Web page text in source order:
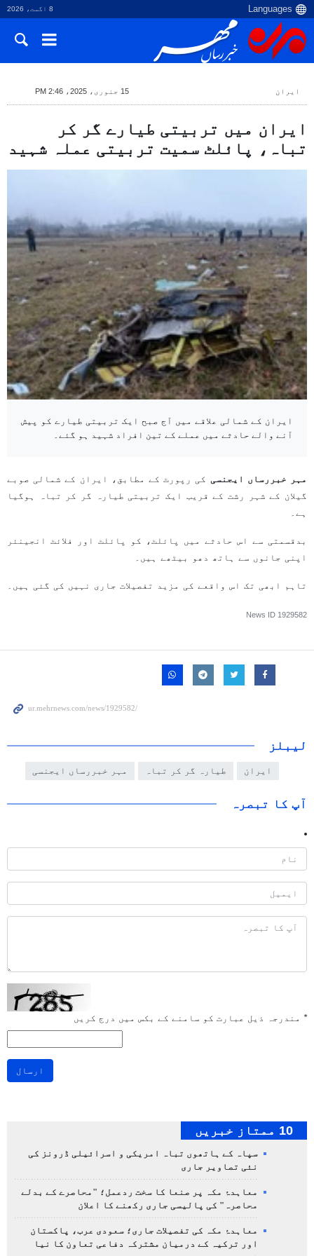
8 اگست، 2026
ایران 15 جنوری، 2025، 2:46 PM
ایران میں تربیتی طیارے گر کر
تباہ، پائلٹ سمیت تربیتی عملہ شہید
ایران کے شمالی علاقے میں آج صبح ایک تربیتی طیارے کو پیش
آنے والے حادثے میں عملے کے تین افراد شہید ہو گئے۔
مہر خبررساں ایجنسی کی رپورٹ کے مطابق، ایران کے شمالی صوبے
گیلان کے شہر رشت کے قریب ایک تربیتی طیارہ گر کر تباہ ہوگیا
ہے۔
بدقسمتی سے اس حادثے میں پائلٹ، کو پائلٹ اور فلائٹ انجینئر
اپنی جانوں سے ہاتھ دھو بیٹھے ہیں۔
تاہم ابھی تک اس واقعے کی مزید تفصیلات جاری نہیں کی گئی ہیں۔
News ID 1929582
لیبلز
ایران طیارہ گر کر تباہ مہر خبررساں ایجنسی
آپ کا تبصرہ
* مندرجہ ذیل عبارت کو سامنے کے بکس میں درج کریں
ارسال
10 ممتاز خبریں
سپاہ کے ہاتھوں تباہ امریکی و اسرائیلی ڈرونز کی
نئی تصاویر جاری
معاہدۂ مکہ پر صنعا کا سخت ردعمل؛ "محاصرے کے بدلے
محاصرہ" کی پالیسی جاری رکھنے کا اعلان
معاہدۂ مکہ کی تفصیلات جاری؛ سعودی عرب، پاکستان
اور ترکیہ کے درمیان مشترکہ دفاعی تعاون کا نیا